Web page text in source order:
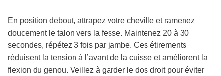
En position debout, attrapez votre cheville et ramenez
doucement le talon vers la fesse. Maintenez 20 à 30
secondes, répétez 3 fois par jambe. Ces étirements
réduisent la tension à l’avant de la cuisse et améliorent la
flexion du genou. Veillez à garder le dos droit pour éviter